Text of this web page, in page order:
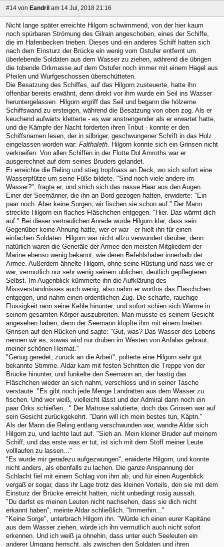
#14 von Eandril am 14 Jul, 2018 21:16
Nicht lange später erreichte Hilgorn schwimmend, von der hier kaum
noch spürbaren Strömung des Gilrain angeschoben, eines der Schiffe,
die im Hafenbecken trieben. Dieses und ein anderes Schiff hatten sich
nach dem Einsturz der Brücke ein wenig vom Ostufer entfernt um
überlebende Soldaten aus dem Wasser zu ziehen, während die übrigen
die tobende Orkmasse auf dem Ostufer noch immer mit einem Hagel aus
Pfeilen und Wurfgeschossen überschütteten.
Die Besatzung des Schiffes, auf das Hilgorn zusteuerte, hatte ihn
offenbar bereits erwähnt, denn direkt vor ihm wurde ein Seil ins Wasser
heruntergelassen. Hilgorn ergriff das Seil und begann die hölzerne
Schiffswand zu ersteigen, während die Besatzung von oben zog. Als er
keuchend aufwärts kletterte - es war anstrengender als er erwartet hatte,
und die Kämpfe der Nacht forderten ihren Tribut - konnte er den
Schiffsnamen lesen, der in silbriger, geschwungener Schrift in das Holz
eingelassen worden war: Falthaleth. Hilgorn konnte sich ein Grinsen nicht
verkneifen. Von allen Schiffen in der Flotte Dol Amroths war er
ausgerechnet auf dem seines Bruders gelandet.
Er erreichte die Reling und stieg tropfnass an Deck, wo sich sofort eine
Wasserpfütze um seine Füße bildete. "Sind noch viele andere im
Wasser?", fragte er, und strich sich das nasse Haar aus den Augen.
Einer der Seemänner, die ihn an Bord gezogen hatten, erwiderte: "Ein
paar noch. Aber keine Sorgen, wir fischen sie schon auf." Der Mann
streckte Hilgorn ein flaches Fläschchen entgegen. "Hier. Das wärmt dich
auf." Bei dieser vertraulichen Anrede wurde Hilgorn klar, dass sein
Gegenüber keine Ahnung hatte, wer er war - er hielt ihn für einen
einfachen Soldaten. Hilgorn war nicht allzu verwundert darüber, denn
natürlich waren die Generäle der Armee den meisten Mitgliedern der
Marine ebenso wenig bekannt, wie deren Befehlshaber innerhalb der
Armee. Außerdem ähnelte Hilgorn, ohne seine Rüstung und nass wie er
war, vermutlich nur sehr wenig seinem üblichen, deutlich gepflegteren
Selbst. Im Augenblick kümmerte ihn die Aufklärung des
Missverständnisses auch wenig, also nahm er wortlos das Fläschchen
entgegen, und nahm einen ordentlichen Zug. Die scharfe, rauchige
Flüssigkeit rann seine Kehle hinunter, und sofort schien sich Wärme in
seinem gesamten Körper auszubreiten. Man musste es seinem Gesicht
angesehen haben, denn der Seemann klopfte ihm mit einem breiten
Grinsen auf den Rücken und sagte: "Gut, was? Das Wasser des Lebens
nennen wir es, sowas wird nur drüben im Westen von Anfalas gebraut,
meiner schönen Heimat."
"Genug geredet, zurück an die Arbeit", polterte eine Hilgorn sehr gut
bekannte Stimme. Aldar kam mit festen Schritten die Treppe von der
Brücke hinunter, und funkelte den Seemann an, der hastig das
Fläschchen wieder an sich nahm, verschloss und in seiner Tasche
verstaute. "Es gibt noch jede Menge Landratten aus dem Wasser zu
fischen. Und wer weiß, vielleicht lässt und der Admiral dann noch ein
paar Orks schießen..." Der Matrose salutierte, doch das Grinsen war auf
sein Gesicht zurückgekehrt. "Dann will ich mein bestes tun, Käptn."
Als der Mann die Reling entlang verschwunden war, wandte Aldar sich
Hilgorn zu, und lachte laut auf. "Sieh an. Mein kleiner Bruder auf meinem
Schiff, und das erste was er tut, ist sich mit dem Stoff meiner Leute
volllaufen zu lassen..."
"Es wurde mir geradezu aufgezwungen", erwiderte Hilgorn, und konnte
nicht anders, als ebenfalls zu lachen. Die ganze Anspannung der
Schlacht fiel mit einem Schlag von ihm ab, und für einen Augenblick
vergaß er sogar, dass ihr Lage trotz des kleinen Vorteils, den sie mit dem
Einsturz der Brücke erreicht hatten, nicht unbedingt rosig aussah.
"Du darfst es meinen Leuten nicht nachsehen, dass sie dich nicht
erkannt haben", meinte Aldar schließlich. "Immerhin..."
"Keine Sorge", unterbrach Hilgorn ihn. "Würde ich einen eurer Kapitäne
aus dem Wasser ziehen, würde ich ihn vermutlich auch nicht sofort
erkennen. Und ich weiß ja ohnehin, dass unter euch Seeleuten ein
anderer Umgang herrscht, als zwischen den Soldaten und ihren